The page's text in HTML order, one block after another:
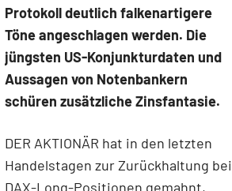
Protokoll deutlich falkenartigere
Töne angeschlagen werden. Die
jüngsten US-Konjunkturdaten und
Aussagen von Notenbankern
schüren zusätzliche Zinsfantasie.
DER AKTIONÄR hat in den letzten
Handelstagen zur Zurückhaltung bei
DAX-Long-Positionen gemahnt,